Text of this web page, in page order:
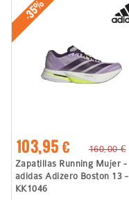
-35%
103,95 €
160,00 €
Zapatillas Running Mujer -
adidas Adizero Boston 13 -
KK1046